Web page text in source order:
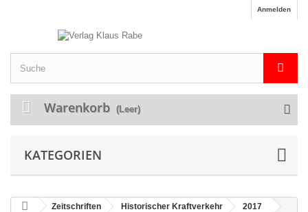
Anmelden
Warenkorb (Leer)
KATEGORIEN
Zeitschriften Historischer Kraftverkehr
2017